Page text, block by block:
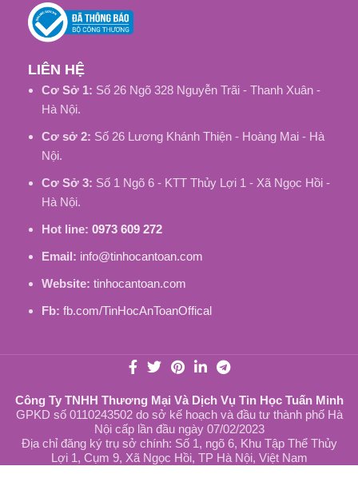
LIÊN HỆ
Cơ Sở 1: Số 26 Ngõ 328 Nguyễn Trãi - Thanh Xuân -
Hà Nội.
Cơ sở 2: Số 26 Lương Khánh Thiện - Hoàng Mai - Hà
Nội.
Cơ Sở 3: Số 1 Ngõ 6 - KTT Thủy Lợi 1 - Xã Ngọc Hồi -
Hà Nội.
Hot line: 0973 609 272
Email: info@tinhocantoan.com
Website: tinhocantoan.com
Fb: fb.com/TinHocAnToanOffical
Công Ty TNHH Thương Mại Và Dịch Vụ Tin Học Tuấn Minh
GPKD số 0110243502 do sở kế hoạch và đầu tư thành phố Hà
Nội cấp lần đầu ngày 07/02/2023
Địa chỉ đăng ký trụ sở chính: Số 1, ngõ 6, Khu Tập Thể Thủy
Lợi 1, Cụm 9, Xã Ngọc Hồi, TP Hà Nội, Việt Nam